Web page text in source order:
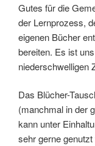
Gutes für die
der Lernprozess,
eigenen Bücher
bereiten. Es ist
niederschwelligen
Das Blücher-
(manchmal in der
kann unter
sehr gerne